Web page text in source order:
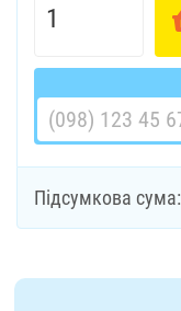
Підсумкова сума: